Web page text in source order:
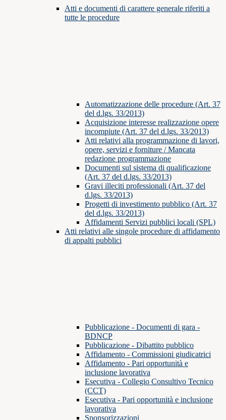
Atti e documenti di carattere generale riferiti a
tutte le procedure
Automatizzazione delle procedure (Art. 37
del d.lgs. 33/2013)
Acquisizione interesse realizzazione opere
incompiute (Art. 37 del d.lgs. 33/2013)
Atti relativi alla programmazione di lavori,
opere, servizi e forniture / Mancata
redazione programmazione
Documenti sul sistema di qualificazione
(Art. 37 del d.lgs. 33/2013)
Gravi illeciti professionali (Art. 37 del
d.lgs. 33/2013)
Progetti di investimento pubblico (Art. 37
del d.lgs. 33/2013)
Affidamenti Servizi pubblici locali (SPL)
Atti relativi alle singole procedure di affidamento
di appalti pubblici
Pubblicazione - Documenti di gara -
BDNCP
Pubblicazione - Dibattito pubblico
Affidamento - Commissioni giudicatrici
Affidamento - Pari opportunità e
inclusione lavorativa
Esecutiva - Collegio Consultivo Tecnico
(CCT)
Esecutiva - Pari opportunità e inclusione
lavorativa
Sponsorizzazioni